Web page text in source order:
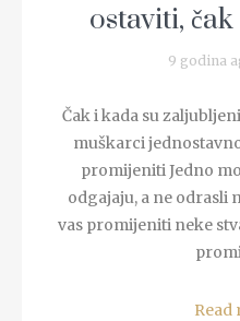
ostaviti,
9 godina
Čak i kada su
muškarci
promijeniti Jedno
odgajaju, a ne odrasli
vas promijeniti neke
Read